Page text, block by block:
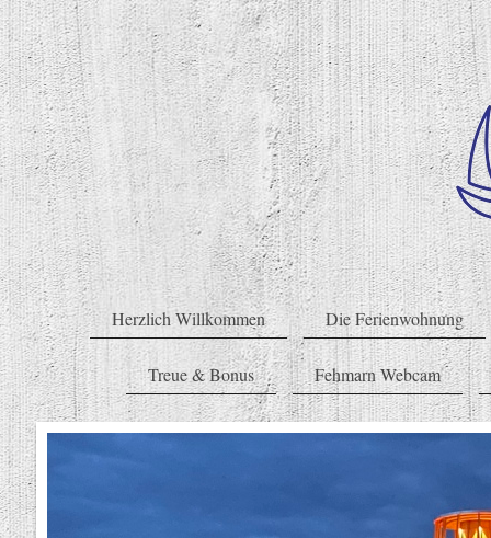
Herzlich Willkommen Die Ferienwohnung
Treue & Bonus Fehmarn Webcam